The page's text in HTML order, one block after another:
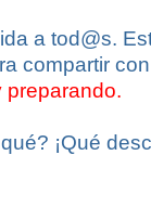
a tod@s.
compartir
preparando.
¡Qué